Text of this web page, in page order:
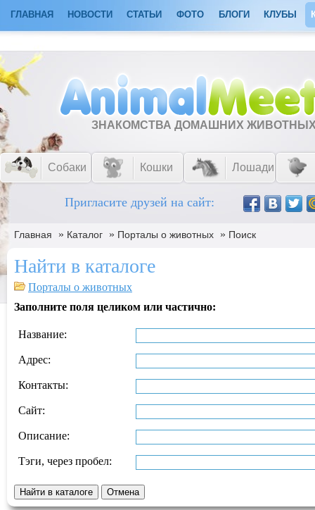
ГЛАВНАЯ НОВОСТИ СТАТЬИ ФОТО БЛОГИ КЛУБЫ
ЗНАКОМСТВА ДОМАШНИХ
Собаки Кошки Лошади
Пригласите друзей на сайт:
Главная » Каталог » Порталы о животных » Поиск
Найти в каталоге
Порталы о животных
Заполните поля целиком или частично:
Название:
Адрес:
Контакты:
Сайт:
Описание:
Тэги, через пробел: